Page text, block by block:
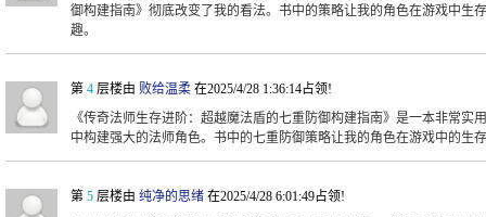
御构建指南》彻底改变了我的看法。书中的策略让我的角色在游戏中生
趣。
第 4 层楼由 败给温柔 在2025/4/28 1:36:14占领!
《传奇法师生存进阶：超越魔法盾的七重防御构建指南》是一本非常实
中构建强大的法师角色。书中的七重防御策略让我的角色在游戏中的生
第 5 层楼由 纯净的思绪 在2025/4/28 6:01:49占领!